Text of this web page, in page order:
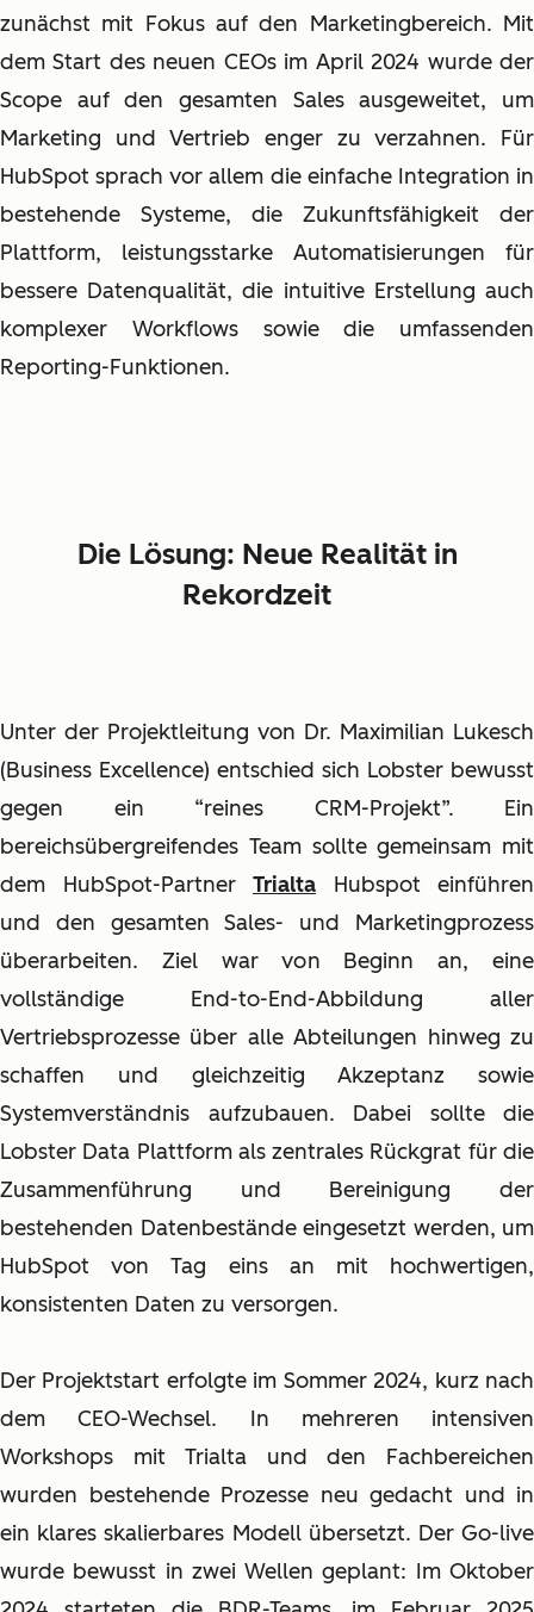
zunächst mit Fokus auf den Marketingbereich. Mit
dem Start des neuen CEOs im April 2024 wurde der
Scope auf den gesamten Sales ausgeweitet, um
Marketing und Vertrieb enger zu verzahnen. Für
HubSpot sprach vor allem die einfache Integration in
bestehende Systeme, die Zukunftsfähigkeit der
Plattform, leistungsstarke Automatisierungen für
bessere Datenqualität, die intuitive Erstellung auch
komplexer Workflows sowie die umfassenden
Reporting-Funktionen.
Die Lösung: Neue Realität in
Rekordzeit
Unter der Projektleitung von Dr. Maximilian Lukesch
(Business Excellence) entschied sich Lobster bewusst
gegen ein “reines CRM-Projekt”. Ein
bereichsübergreifendes Team sollte gemeinsam mit
dem HubSpot-Partner Trialta Hubspot einführen
und den gesamten Sales- und Marketingprozess
überarbeiten. Ziel war von Beginn an, eine
vollständige End-to-End-Abbildung aller
Vertriebsprozesse über alle Abteilungen hinweg zu
schaffen und gleichzeitig Akzeptanz sowie
Systemverständnis aufzubauen. Dabei sollte die
Lobster Data Plattform als zentrales Rückgrat für die
Zusammenführung und Bereinigung der
bestehenden Datenbestände eingesetzt werden, um
HubSpot von Tag eins an mit hochwertigen,
konsistenten Daten zu versorgen.
Der Projektstart erfolgte im Sommer 2024, kurz nach
dem CEO-Wechsel. In mehreren intensiven
Workshops mit Trialta und den Fachbereichen
wurden bestehende Prozesse neu gedacht und in
ein klares skalierbares Modell übersetzt. Der Go-live
wurde bewusst in zwei Wellen geplant: Im Oktober